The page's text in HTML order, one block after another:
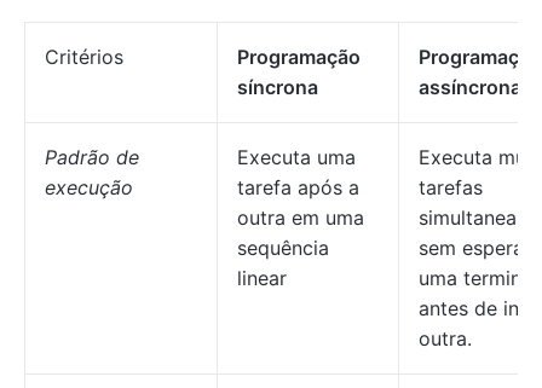
Critérios
Programação
síncrona
Programação
assíncrona
Padrão de
execução
Executa uma
tarefa após a
outra em uma
sequência
linear
Executa
tarefas
sem esperar
uma termine
antes de
outra.